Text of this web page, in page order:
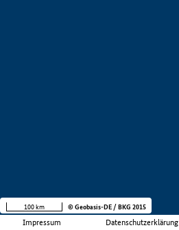
Impressum Datenschutzerklärung
100 km © Geobasis-DE / BKG 2015